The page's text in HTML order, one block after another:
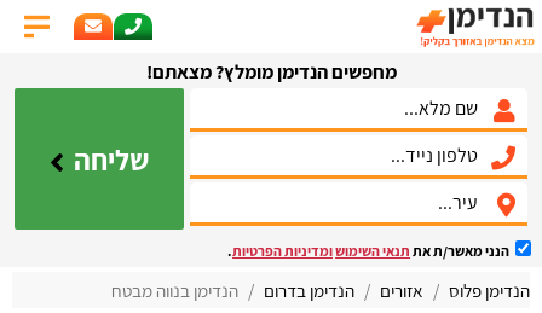
מחפשים הנדימן מומלץ? מצאתם!
שליחה
הנני מאשר/ת את תנאי השימושומדיניות הפרטיות.
הנדימן פלוס אזורים הנדימן בדרום הנדימן בנווה מבטח